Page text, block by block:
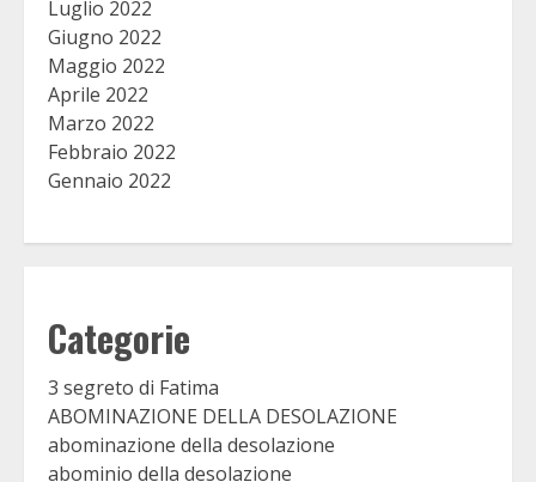
Luglio 2022
Giugno 2022
Maggio 2022
Aprile 2022
Marzo 2022
Febbraio 2022
Gennaio 2022
Categorie
3 segreto di Fatima
ABOMINAZIONE DELLA DESOLAZIONE
abominazione della desolazione
abominio della desolazione